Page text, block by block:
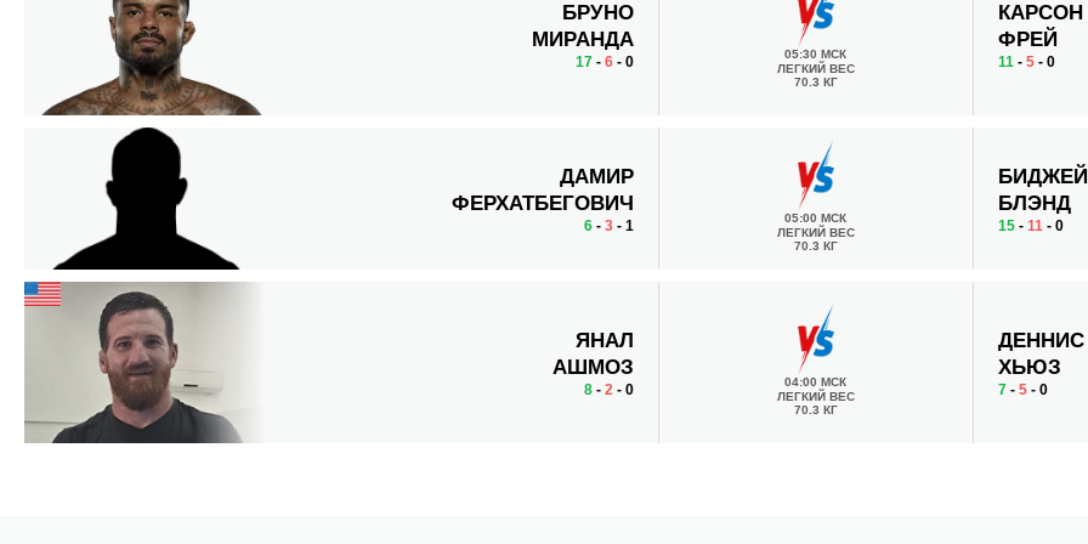
БРУНО
МИРАНДА
17- 6- 0
05:30 МСК
ЛЕГКИЙ ВЕС
70.3 КГ
КАРСОН
ФРЕЙ
11 -5 - 0
ДАМИР
ФЕРХАТБЕГОВИЧ
6- 3- 1
05:00 МСК
ЛЕГКИЙ ВЕС
70.3 КГ
БИДЖЕЙ
БЛЭНД
15 -11 - 0
ЯНАЛ
АШМОЗ
8- 2 - 0
04:00 МСК
ЛЕГКИЙ ВЕС
70.3 КГ
ДЕННИС
ХЬЮЗ
7 -5 - 0